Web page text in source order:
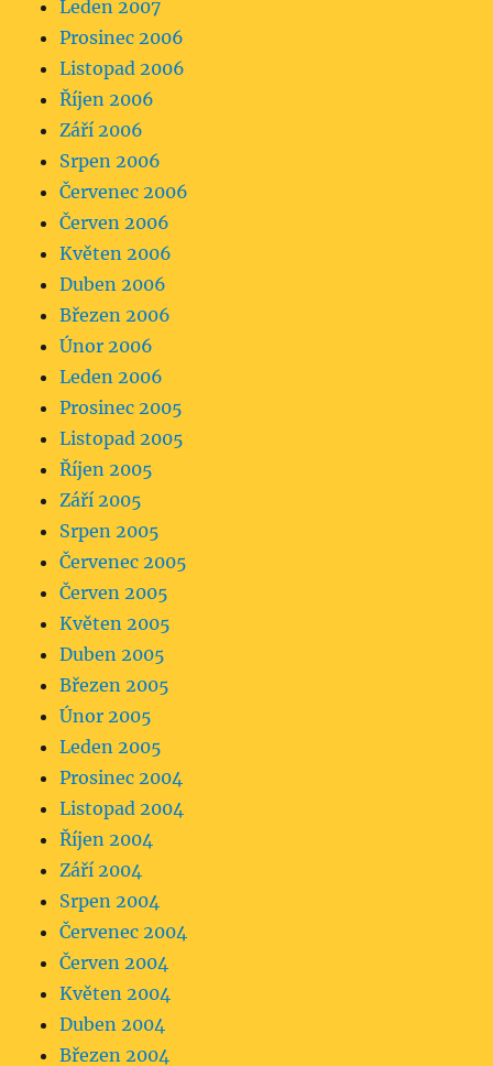
Leden 2007
Prosinec 2006
Listopad 2006
Říjen 2006
Září 2006
Srpen 2006
Červenec 2006
Červen 2006
Květen 2006
Duben 2006
Březen 2006
Únor 2006
Leden 2006
Prosinec 2005
Listopad 2005
Říjen 2005
Září 2005
Srpen 2005
Červenec 2005
Červen 2005
Květen 2005
Duben 2005
Březen 2005
Únor 2005
Leden 2005
Prosinec 2004
Listopad 2004
Říjen 2004
Září 2004
Srpen 2004
Červenec 2004
Červen 2004
Květen 2004
Duben 2004
Březen 2004